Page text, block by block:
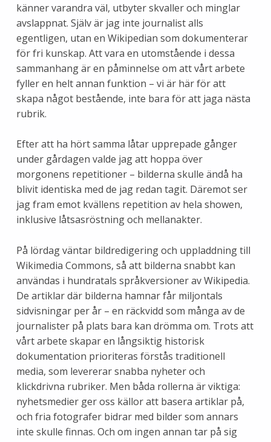
känner varandra väl, utbyter skvaller och minglar
avslappnat. Själv är jag inte journalist alls
egentligen, utan en Wikipedian som dokumenterar
för fri kunskap. Att vara en utomstående i dessa
sammanhang är en påminnelse om att vårt arbete
fyller en helt annan funktion – vi är här för att
skapa något bestående, inte bara för att jaga nästa
rubrik.
Efter att ha hört samma låtar upprepade gånger
under gårdagen valde jag att hoppa över
morgonens repetitioner – bilderna skulle ändå ha
blivit identiska med de jag redan tagit. Däremot ser
jag fram emot kvällens repetition av hela showen,
inklusive låtsasröstning och mellanakter.
På lördag väntar bildredigering och uppladdning till
Wikimedia Commons, så att bilderna snabbt kan
användas i hundratals språkversioner av Wikipedia.
De artiklar där bilderna hamnar får miljontals
sidvisningar per år – en räckvidd som många av de
journalister på plats bara kan drömma om. Trots att
vårt arbete skapar en långsiktig historisk
dokumentation prioriteras förstås traditionell
media, som levererar snabba nyheter och
klickdrivna rubriker. Men båda rollerna är viktiga:
nyhetsmedier ger oss källor att basera artiklar på,
och fria fotografer bidrar med bilder som annars
inte skulle finnas. Och om ingen annan tar på sig